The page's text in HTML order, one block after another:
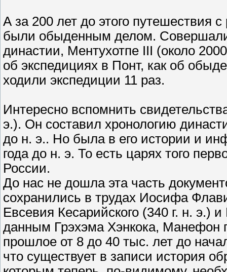
А за 200 лет до этого путешествия
были обыденным делом.
династии, Ментухотпе III (около
об экспедициях в Понт, как об
ходили экспедиции 11 раз.
Интересно вспомнить
э.). Он составил хронологию
до н. э.. Но была в его истории и
года до н. э. То есть царях того
России.
До нас не дошла эта часть
сохранились в трудах Иосифа
Евсевия Кесарийского (340 г. н. э.)
данным Грэхэма Хэнкока, Манефон
прошлое от 8 до 40 тыс. лет до
что существует в записи история